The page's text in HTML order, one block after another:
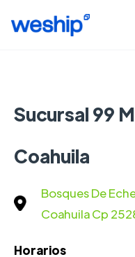
Sucursal 99
Coahuila
Bosques De
Coahuila Cp
Horarios